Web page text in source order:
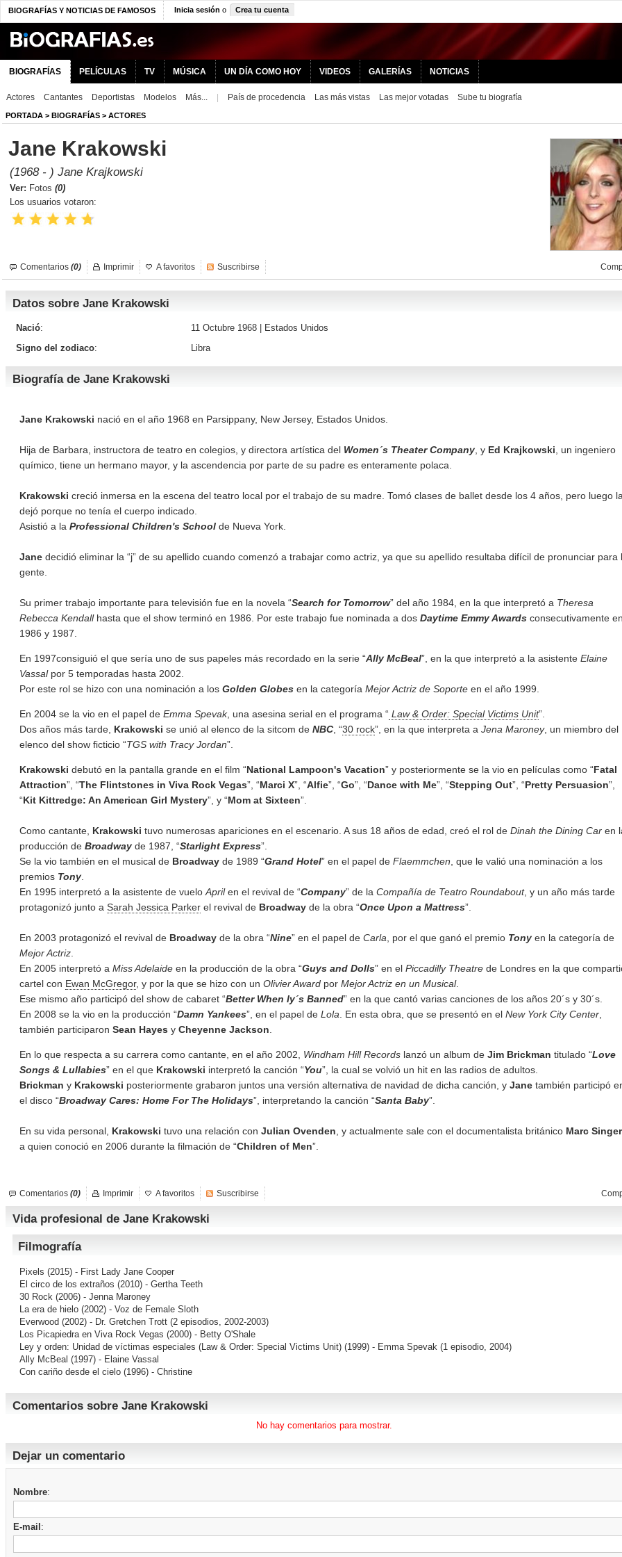
BIOGRAFÍAS Y NOTICIAS DE FAMOSOS Inicia sesión o Crea tu cuenta
BIOGRAFÍAS PELÍCULAS TV MÚSICA UN DÍA COMO HOY VIDEOS GALERÍAS NOTICIAS
Actores Cantantes Deportistas Modelos Más... País de procedencia Las más vistas Las mejor votadas Sube tu biografía
PORTADA > BIOGRAFÍAS > ACTORES
Jane Krakowski
(1968 - ) Jane Krajkowski
Ver: Fotos (0)
Los usuarios votaron:
Comentarios (0) Imprimir A favoritos Suscribirse
Datos sobre Jane Krakowski
Nació: 11 Octubre 1968 |
Estados Unidos
Signo del zodiaco: Libra
Biografía de Jane Krakowski
Jane Krakowski nació en el año 1968 en Parsippany, New Jersey, Estados Unidos.
Hija de Barbara, instructora de teatro en colegios, y directora artística del Women´s Theater Company , y Ed Krajkowski , un ingeniero
químico, tiene un hermano mayor, y la ascendencia por parte de su padre es enteramente polaca.
Krakowski creció inmersa en la escena del teatro local por el trabajo de su madre. Tomó clases de ballet desde los 4 años, pero luego
dejó porque no tenía el cuerpo indicado.
Asistió a la Professional Children's School de Nueva York.
Jane decidió eliminar la “j” de su apellido cuando comenzó a trabajar como actriz, ya que su apellido resultaba difícil de pronunciar para
gente.
Su primer trabajo importante para televisión fue en la novela “Search for Tomorrow” del año 1984, en la que interpretó a Theresa
Rebecca Kendallhasta que el show terminó en 1986. Por este trabajo fue nominada a dos Daytime Emmy Awards consecutivamente en
1986 y 1987.
En 1997consiguió el que sería uno de sus papeles más recordado en la serie “Ally McBeal”, en la que interpretó a la asistente Elaine
Vassalpor 5 temporadas hasta 2002.
Por este rol se hizo con una nominación a los Golden Globes en la categoría Mejor Actriz de Soporte en el año 1999.
En 2004 se la vio en el papel de Emma Spevak, una asesina serial en el programa “ Law & Order: Special Victims Unit”.
Dos años más tarde, Krakowski se unió al elenco de la sitcom de NBC , “30 rock”, en la que interpreta a Jena Maroney, un miembro del
elenco del show ficticio “TGS with Tracy Jordan”.
Krakowski debutó en la pantalla grande en el film “National Lampoon's Vacation” y posteriormente se la vio en películas como “Fatal
Attraction”, “The Flintstones in Viva Rock Vegas”, “Marci X”, “Alfie”, “Go”, “Dance with Me”, “Stepping Out”, “Pretty Persuasion”,
“Kit Kittredge: An American Girl Mystery”, y “Mom at Sixteen”.
Como cantante, Krakowski tuvo numerosas apariciones en el escenario. A sus 18 años de edad, creó el rol de Dinah the Dining Car en
producción de Broadway de 1987, “Starlight Express”.
Se la vio también en el musical de Broadway de 1989 “Grand Hotel” en el papel de Flaemmchen , que le valió una nominación a los
premios Tony
En 1995 interpretó a la asistente de vuelo Aprilen el revival de “Company” de la Compañía de Teatro Roundabout, y un año más tarde
protagonizó junto a Sarah Jessica Parker el revival de Broadway de la obra “Once Upon a Mattress”.
En 2003 protagonizó el revival de Broadway de la obra “Nine” en el papel de Carla , por el que ganó el premio Tony en la categoría de
Mejor Actriz
En 2005 interpretó a Miss Adelaide en la producción de la obra “Guys and Dolls” en el Piccadilly Theatre de Londres en la que
cartel con Ewan McGregor, y por la que se hizo con un Olivier Award por Mejor Actriz en un Musical.
Ese mismo año participó del show de cabaret “Better When Iy´s Banned” en la que cantó varias canciones de los años 20´s y 30´s.
En 2008 se la vio en la producción “Damn Yankees”, en el papel de Lola . En esta obra, que se presentó en el New York City Center
también participaron Sean Hayes y Cheyenne Jackson
En lo que respecta a su carrera como cantante, en el año 2002, Windham Hill Records lanzó un album de Jim Brickman titulado “Love
Songs & Lullabies” en el que Krakowski interpretó la canción “You”, la cual se volvió un hit en las radios de adultos.
Brickman y Krakowski posteriormente grabaron juntos una versión alternativa de navidad de dicha canción, y Jane también participó
el disco “Broadway Cares: Home For The Holidays”, interpretando la canción “Santa Baby”.
En su vida personal, Krakowski tuvo una relación con Julian Ovenden , y actualmente sale con el documentalista británico Marc Singer
a quien conoció en 2006 durante la filmación de “Children of Men”.
Comentarios (0) Imprimir A favoritos Suscribirse
Vida profesional de Jane Krakowski
Filmografía
Pixels (2015) - First Lady Jane Cooper
El circo de los extraños (2010) - Gertha Teeth
30 Rock (2006) - Jenna Maroney
La era de hielo (2002) - Voz de Female Sloth
Everwood (2002) - Dr. Gretchen Trott (2 episodios, 2002-2003)
Los Picapiedra en Viva Rock Vegas (2000) - Betty O'Shale
Ley y orden: Unidad de víctimas especiales (Law & Order: Special Victims Unit) (1999) - Emma Spevak (1 episodio, 2004)
Ally McBeal (1997) - Elaine Vassal
Con cariño desde el cielo (1996) - Christine
Comentarios sobre Jane Krakowski
No hay comentarios para mostrar.
Dejar un comentario
Nombre:
E-mail :